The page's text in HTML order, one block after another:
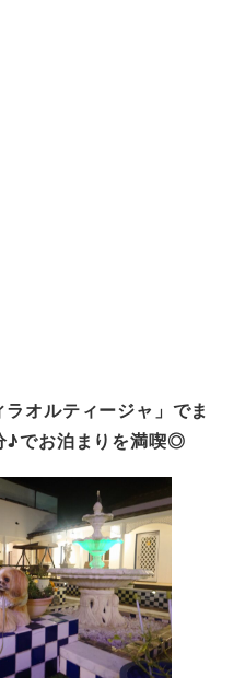
ラオルティージャ」でま
♪でお泊まりを満喫◎